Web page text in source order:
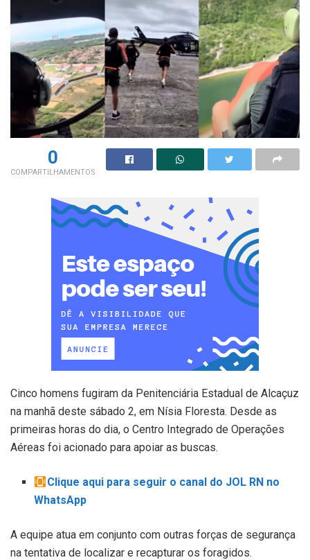
0
COMPARTILHAMENTOS
Cinco homens fugiram da Penitenciária Estadual de Alcaçuz
na manhã deste sábado 2, em Nísia Floresta. Desde as
primeiras horas do dia, o Centro Integrado de Operações
Aéreas foi acionado para apoiar as buscas.
Clique aqui para seguir o canal do JOL RN no
WhatsApp
A equipe atua em conjunto com outras forças de segurança
na tentativa de localizar e recapturar os foragidos.